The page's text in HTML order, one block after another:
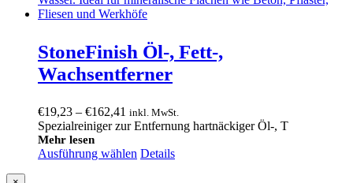
StoneFinish Öl-, Fett-,
Wachsentferner
€19,23 – €162,41 Preisspanne:
€19,23
€162,41
inkl. MwSt.
Spezialreiniger zur Entfernung hartnäckiger Öl-, T
Mehr lesen
Ausführung wählen Details